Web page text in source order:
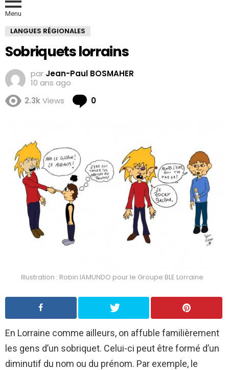
Menu
LANGUES RÉGIONALES
Sobriquets lorrains
par Jean-Paul BOSMAHER
10 ans ago
2.3kViews 0
Illustration : Robin IAMUNDO pour le Groupe BLE Lorraine
En Lorraine comme ailleurs, on affuble familièrement
les gens d’un sobriquet. Celui-ci peut être formé d’un
diminutif du nom ou du prénom. Par exemple, le